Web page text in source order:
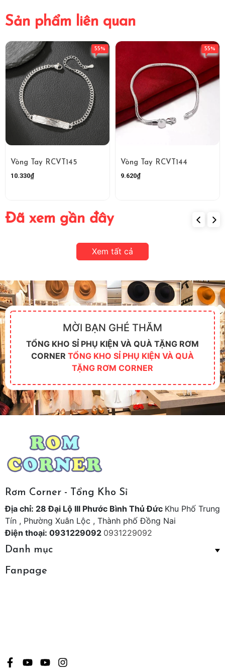
Sản phẩm liên quan
55%
Vòng Tay RCVT145
10.330₫
55%
Vòng Tay RCVT144
9.620₫
Đã xem gần đây
Xem tất cả
MỜI BẠN GHÉ THĂM
TỔNG KHO SỈ PHỤ KIỆN VÀ QUÀ TẶNG RƠM
CORNER TỔNG KHO SỈ PHỤ KIỆN VÀ QUÀ
TẶNG RƠM CORNER
Rơm Corner - Tổng Kho Sỉ
Địa chỉ: 28 Đại Lộ III Phước Bình Thủ Đức Khu Phố Trung
Tín , Phường Xuân Lộc , Thành phố Đồng Nai
Điện thoại: 0931229092 0931229092
Danh mục
Fanpage